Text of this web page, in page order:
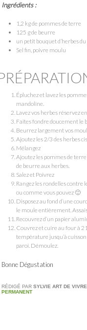
Ingrédients :
1,2 kg de pommes de terre
125 g de beurre
un petit bouquet d’herbes
Sel fin, poivre moulu
Épluchez et lavez les
mandoline.
Lavez vos herbes réservez
Faîtes fondre doucement le
Beurrez largement vos
Ajoutez les 2/3 des herbes
Mélangez
Ajoutez les pommes de terre
de beurre aux herbes.
Salez et Poivrez
Rangez les rondelles contre
ou comme vous pouvez 🙂
Disposez au fond d’une
le moule entièrement.
Recouvrez d’un papier
Couvrez et cuire au four à
température jusqu’à
paroi. Démoulez.
Bonne Dégustation
RÉDIGÉ PAR SYLVIE ART DE VIVRE
PERMANENT